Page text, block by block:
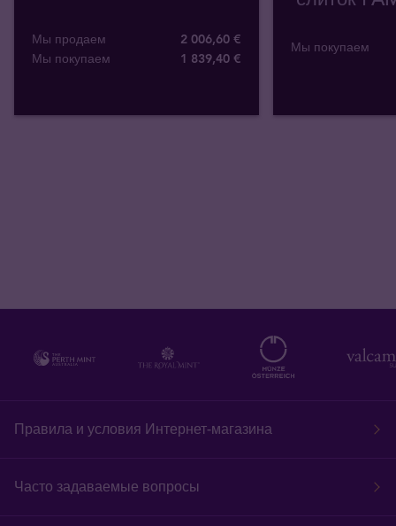
Мы продаем
2 006,60 €
Мы покупаем
1 839,40 €
Мы покупаем
Правила и условия Интернет-магазина
Часто задаваемые вопросы